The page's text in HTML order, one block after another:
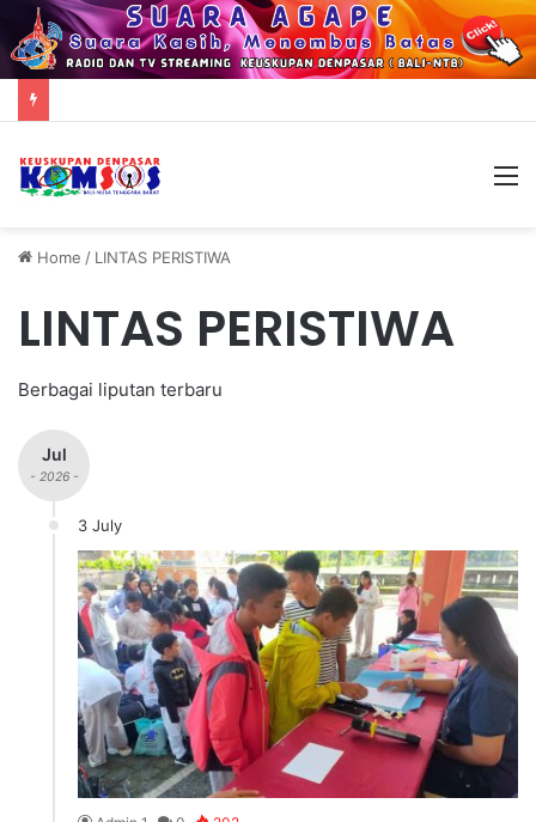
Home / LINTAS PERISTIWA
LINTAS PERISTIWA
Berbagai liputan terbaru
Jul
- 2026 -
3 July